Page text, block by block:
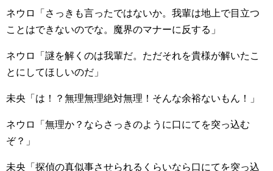
ネウロ「さっきも言ったではないか。我輩は地上で目立つ
ことはできないのでな。魔界のマナーに反する」
ネウロ「謎を解くのは我輩だ。ただそれを貴様が解いたこ
とにしてほしいのだ」
未央「は！？無理無理絶対無理！そんな余裕ないもん！」
ネウロ「無理か？ならさっきのように口にてを突っ込む
ぞ？」
未央「探偵の真似事させられるくらいなら口にてを突っ込